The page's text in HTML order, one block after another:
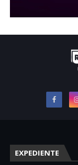
EXPEDIENTE